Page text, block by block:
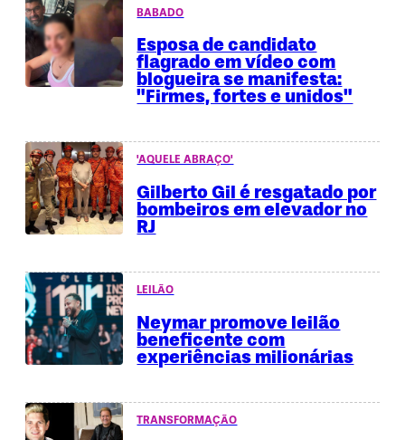
BABADO
Esposa de candidato
flagrado em vídeo com
blogueira se manifesta:
"Firmes, fortes e unidos"
'AQUELE ABRAÇO'
Gilberto Gil é resgatado por
bombeiros em elevador no
RJ
LEILÃO
Neymar promove leilão
beneficente com
experiências milionárias
TRANSFORMAÇÃO